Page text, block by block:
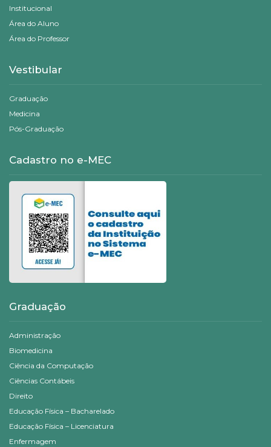
Institucional
Área do Aluno
Área do Professor
Vestibular
Graduação
Medicina
Pós-Graduação
Cadastro no e-MEC
Graduação
Administração
Biomedicina
Ciência da Computação
Ciências Contábeis
Direito
Educação Física – Bacharelado
Educação Física – Licenciatura
Enfermagem